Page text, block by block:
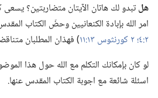
هلتبدو لك هاتان الآيتان متضاربتين؟‏
امر الله بإبادة الكنعانيين وحضّ الكتاب
٢:‏٤؛‏
‏)‏ فهذان المطلبان
لو كان بإمكانك التكلم مع الله حول هذا
اسئلة شائعة مع اجوبة الكتاب المقدس عنها.‏